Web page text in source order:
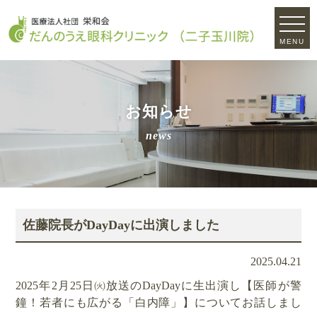
MENU
お知らせ
news
佐藤院長がDayDayに出演しました
2025.04.21
2025年2月25日㈫放送のDayDayに生出演し【医師が警
鐘！若者にも広がる「白内障」】についてお話しまし